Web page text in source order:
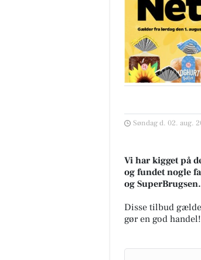
Søndag d. 02. aug.
Vi har kigget på
og fundet nogle
og SuperBrugsen.
Disse tilbud
gør en god handel!